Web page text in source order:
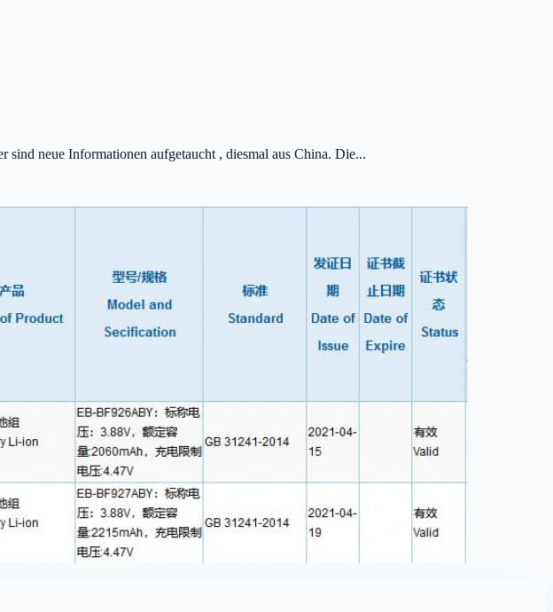
neue Informationen aufgetaucht , diesmal aus China. Die...